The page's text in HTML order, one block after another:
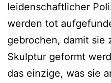
leidenschaftlicher
werden tot
gebrochen, damit sie
Skulptur geformt
das einzige, was sie